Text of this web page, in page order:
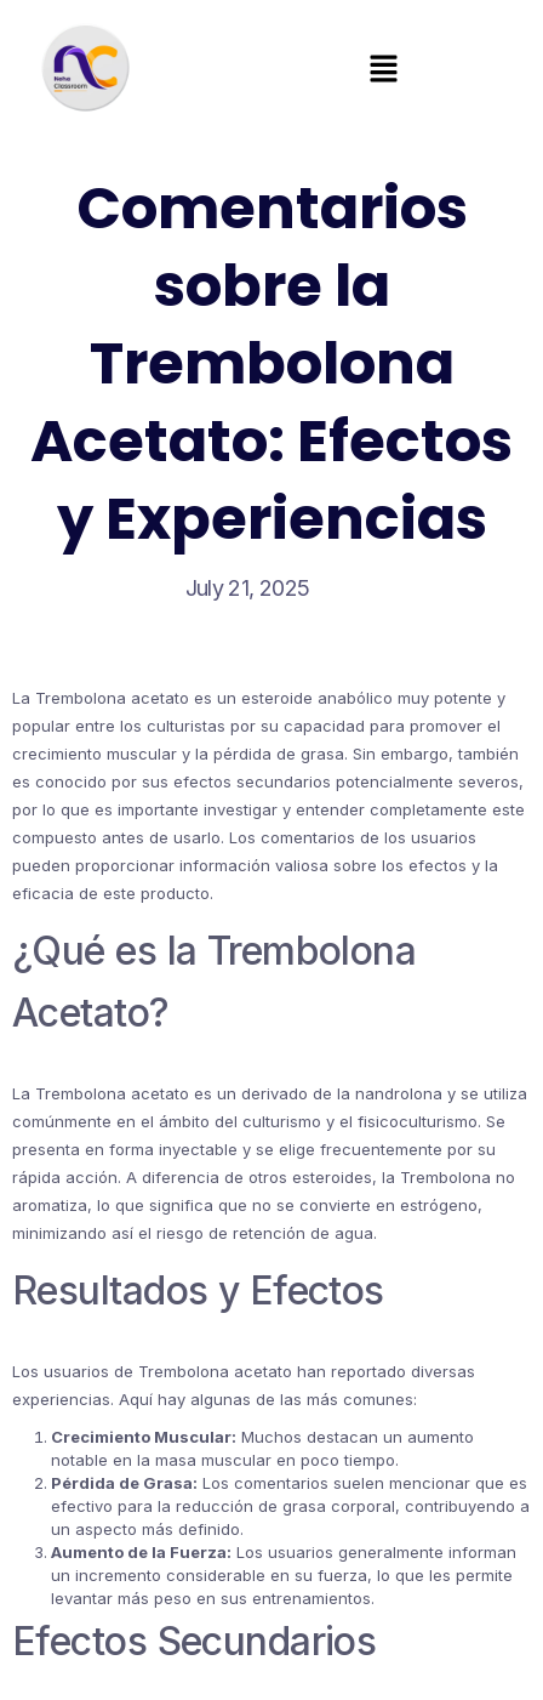
Comentarios
sobre la
Trembolona
Acetato: Efectos
y Experiencias
July 21, 2025
La Trembolona acetato es un esteroide anabólico muy potente y
popular entre los culturistas por su capacidad para promover el
crecimiento muscular y la pérdida de grasa. Sin embargo, también
es conocido por sus efectos secundarios potencialmente severos,
por lo que es importante investigar y entender completamente este
compuesto antes de usarlo. Los comentarios de los usuarios
pueden proporcionar información valiosa sobre los efectos y la
eficacia de este producto.
¿Qué es la Trembolona
Acetato?
La Trembolona acetato es un derivado de la nandrolona y se utiliza
comúnmente en el ámbito del culturismo y el fisicoculturismo. Se
presenta en forma inyectable y se elige frecuentemente por su
rápida acción. A diferencia de otros esteroides, la Trembolona no
aromatiza, lo que significa que no se convierte en estrógeno,
minimizando así el riesgo de retención de agua.
Resultados y Efectos
Los usuarios de Trembolona acetato han reportado diversas
experiencias. Aquí hay algunas de las más comunes:
Crecimiento Muscular: Muchos destacan un aumento
notable en la masa muscular en poco tiempo.
Pérdida de Grasa: Los comentarios suelen mencionar que es
efectivo para la reducción de grasa corporal, contribuyendo a
un aspecto más definido.
Aumento de la Fuerza: Los usuarios generalmente informan
un incremento considerable en su fuerza, lo que les permite
levantar más peso en sus entrenamientos.
Efectos Secundarios